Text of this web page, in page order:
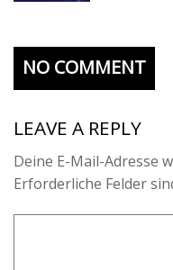
NO COMMENT
LEAVE A REPLY
Deine E-Mail-Adresse
Erforderliche Felder